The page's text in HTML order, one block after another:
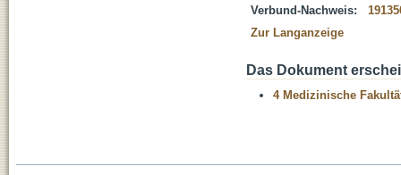
Verbund-Nachweis:
Zur Langanzeige
Das Dokument
4 Medizinische